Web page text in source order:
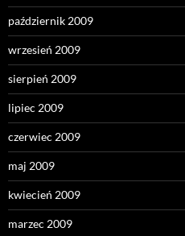
październik 2009
wrzesień 2009
sierpień 2009
lipiec 2009
czerwiec 2009
maj 2009
kwiecień 2009
marzec 2009